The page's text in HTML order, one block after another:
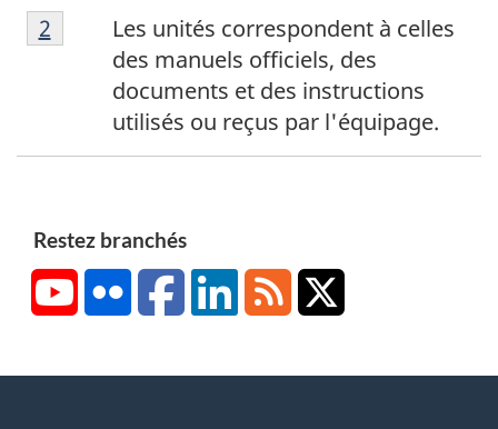
d
e
N
o
Les unités correspondent à celles
des manuels officiels, des
documents et des instructions
utilisés ou reçus par l'équipage.
Retour à la référence de la note de bas de
2
Restez branchés
YouTubeFlickr FacebookLinkedInRSS